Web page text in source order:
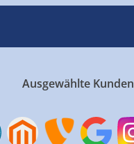
Ausgewählte Kunden